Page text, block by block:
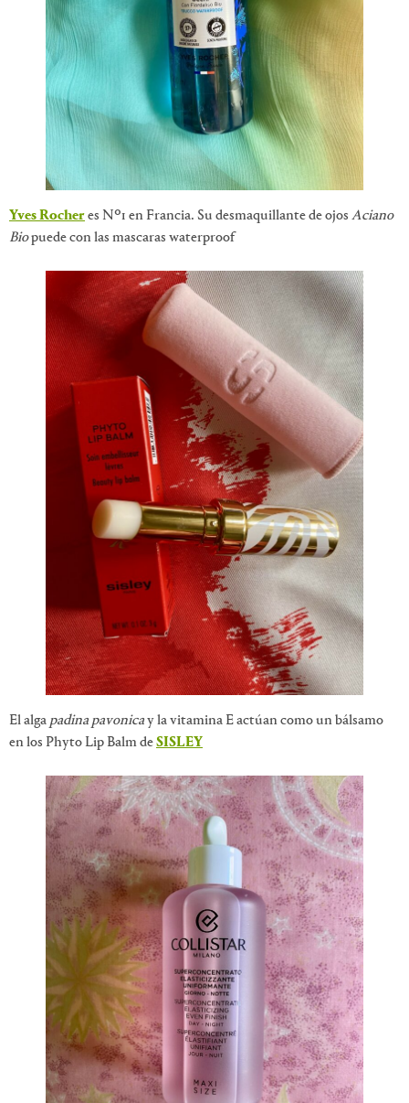
Yves Rocheres Nº1 en Francia. Su desmaquillante de ojos Aciano
Biopuede con las mascaras waterproof
El alga padina pavonicay la vitamina E actúan como un bálsamo
en los Phyto Lip Balm deSISLEY